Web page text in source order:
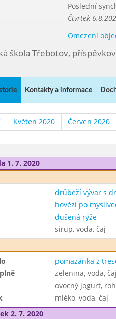
Poslední
Čtvrtek
Omezení
škola Třebotov,
Kontakty a informace
Květen 2020 Červen 2020
1. 7. 2020
drůbeží vývar s
hovězí po
dušená rýže
sirup, voda, čaj
pomazánka z
zelenina, voda,
ovocný jogurt,
mléko, voda, čaj
2. 7. 2020